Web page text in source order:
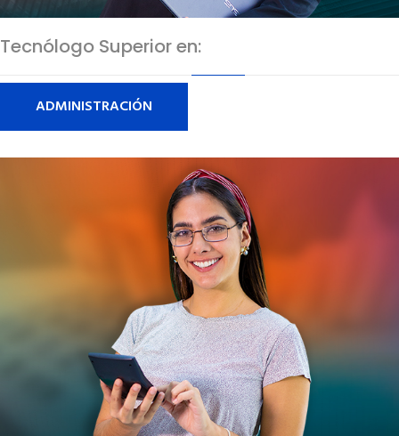
Tecnólogo Superior en:
ADMINISTRACIÓN